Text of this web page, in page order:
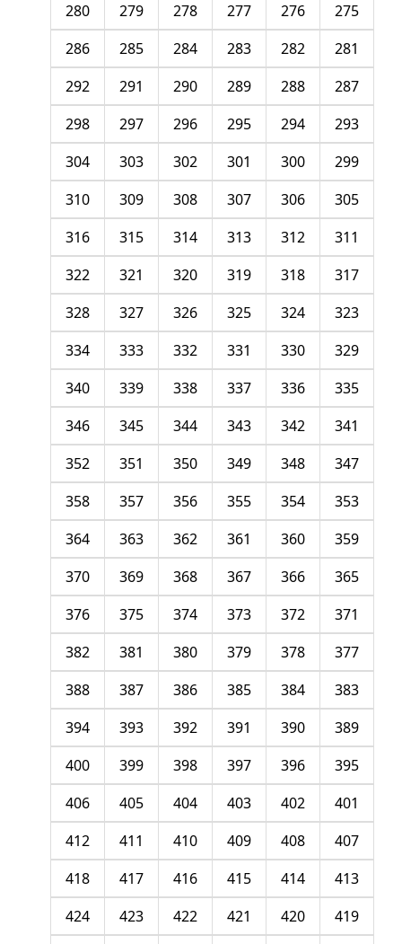
275
276
277
278
279
280
281
282
283
284
285
286
287
288
289
290
291
292
293
294
295
296
297
298
299
300
301
302
303
304
305
306
307
308
309
310
311
312
313
314
315
316
317
318
319
320
321
322
323
324
325
326
327
328
329
330
331
332
333
334
335
336
337
338
339
340
341
342
343
344
345
346
347
348
349
350
351
352
353
354
355
356
357
358
359
360
361
362
363
364
365
366
367
368
369
370
371
372
373
374
375
376
377
378
379
380
381
382
383
384
385
386
387
388
389
390
391
392
393
394
395
396
397
398
399
400
401
402
403
404
405
406
407
408
409
410
411
412
413
414
415
416
417
418
419
420
421
422
423
424